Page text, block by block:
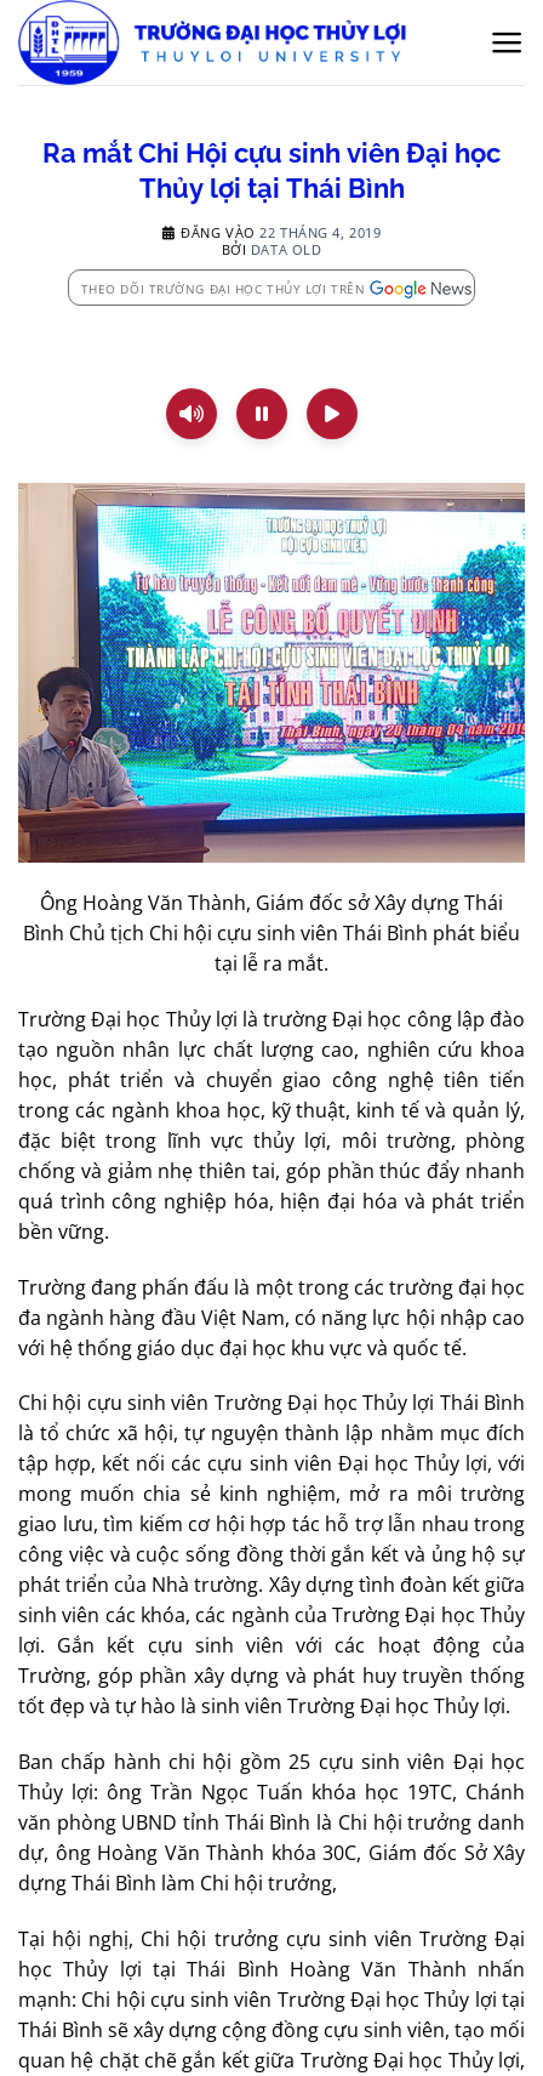
qua
nội
Ra mắt Chi Hội cựu sinh viên Đại học
Thủy lợi tại Thái Bình
ĐĂNG VÀO 22 THÁNG 4, 2019
BỞI DATA OLD
THEO DÕI TRƯỜNG ĐẠI HỌC THỦY LỢI TRÊN
Ông Hoàng Văn Thành, Giám đốc sở Xây dựng Thái
Bình Chủ tịch Chi hội cựu sinh viên Thái Bình phát biểu
tại lễ ra mắt.
Trường Đại học Thủy lợi là trường Đại học công lập đào
tạo nguồn nhân lực chất lượng cao, nghiên cứu khoa
học, phát triển và chuyển giao công nghệ tiên tiến
trong các ngành khoa học, kỹ thuật, kinh tế và quản lý,
đặc biệt trong lĩnh vực thủy lợi, môi trường, phòng
chống và giảm nhẹ thiên tai, góp phần thúc đẩy nhanh
quá trình công nghiệp hóa, hiện đại hóa và phát triển
bền vững.
Trường đang phấn đấu là một trong các trường đại học
đa ngành hàng đầu Việt Nam, có năng lực hội nhập cao
với hệ thống giáo dục đại học khu vực và quốc tế.
Chi hội cựu sinh viên Trường Đại học Thủy lợi Thái Bình
là tổ chức xã hội, tự nguyện thành lập nhằm mục đích
tập hợp, kết nối các cựu sinh viên Đại học Thủy lợi, với
mong muốn chia sẻ kinh nghiệm, mở ra môi trường
giao lưu, tìm kiếm cơ hội hợp tác hỗ trợ lẫn nhau trong
công việc và cuộc sống đồng thời gắn kết và ủng hộ sự
phát triển của Nhà trường. Xây dựng tình đoàn kết giữa
sinh viên các khóa, các ngành của Trường Đại học Thủy
lợi. Gắn kết cựu sinh viên với các hoạt động của
Trường, góp phần xây dựng và phát huy truyền thống
tốt đẹp và tự hào là sinh viên Trường Đại học Thủy lợi.
Ban chấp hành chi hội gồm 25 cựu sinh viên Đại học
Thủy lợi: ông Trần Ngọc Tuấn khóa học 19TC, Chánh
văn phòng UBND tỉnh Thái Bình là Chi hội trưởng danh
dự, ông Hoàng Văn Thành khóa 30C, Giám đốc Sở Xây
dựng Thái Bình làm Chi hội trưởng,
Tại hội nghị, Chi hội trưởng cựu sinh viên Trường Đại
học Thủy lợi tại Thái Bình Hoàng Văn Thành nhấn
mạnh: Chi hội cựu sinh viên Trường Đại học Thủy lợi tại
Thái Bình sẽ xây dựng cộng đồng cựu sinh viên, tạo mối
quan hệ chặt chẽ gắn kết giữa Trường Đại học Thủy lợi,